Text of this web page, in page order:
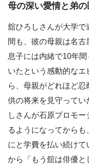
母の深い愛情と弟
舘ひろしさんが大学で
間も、彼の母親は名古
息子には内緒で10年
いたという感動的な
ら、母親がどれほど
供の将来を見守ってい
しさんが石原プロモ
るようになってから
にと学費を払い続けて
から「もう舘は俳優